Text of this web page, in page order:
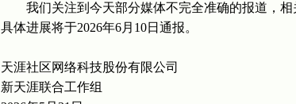
我们关注到今天部分媒体不完全准确的报道，相
具体进展将于2026年6月10日通报。
天涯社区网络科技股份有限公司
新天涯联合工作组